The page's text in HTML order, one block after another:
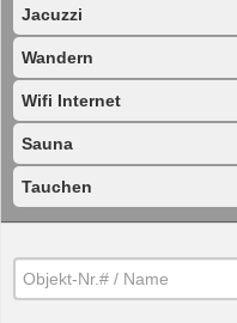
Jacuzzi
Wandern
Wifi Internet
Sauna
Tauchen